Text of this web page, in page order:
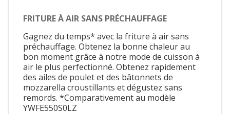
FRITURE À AIR SANS PRÉCHAUFFAGE
Gagnez du temps* avec la friture à air sans
préchauffage. Obtenez la bonne chaleur au
bon moment grâce à notre mode de cuisson à
air le plus perfectionné. Obtenez rapidement
des ailes de poulet et des bâtonnets de
mozzarella croustillants et dégustez sans
remords. *Comparativement au modèle
YWFE550S0LZ